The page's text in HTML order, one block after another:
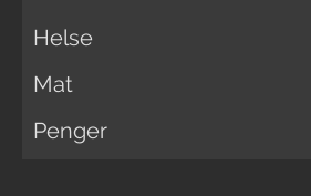
Helse
Mat
Penger